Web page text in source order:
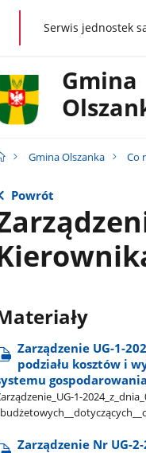
gov.plSerwis jednostek
Gmina
Gmina Olszanka Co
Powrót
Zarządzenie UG-1-
podziału kosztów i
1-
Zarządzenie Nr UG-